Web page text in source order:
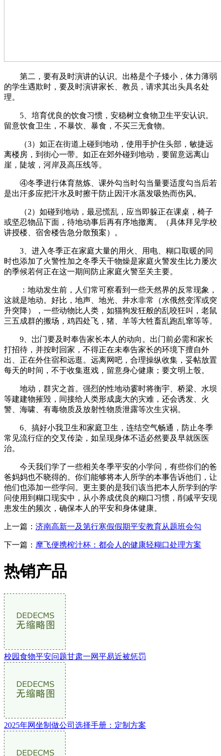
第二，要有及时演讲的认识。出格是个子矮小，体力薄弱
的学生遇欺时，要及时演讲家长、教员，请求其出头具名处
理。
5、培育优良的饮食习惯，安稳树立食物卫生平安认识。
留意饮食卫生，不暴饮、暴食，不买三无食物。
（3）如正在街道上碰到地动，使用手护住头部，敏捷远
离楼房，到街心一带。如正在郊外碰到地动，要留意远离山
崖，陡坡，河岸及高压线等。
④冬季进行体育熬炼、课外勾当时勾当量要适度勾当后若
是出汗多应把汗水及时擦干防止因汗水蒸发吸热而伤风。
（2）如碰到地动，最忌慌乱，应当即躲正在课桌，椅子
或坚忍物品下面，待地动事后再有序地撤离。（具体拜见学校
讲授楼、宿舍楼告急分散预案）。
3、进入冬季正在家庭大量的用火、用电、糊口取暖的同
时也添加了火警性加之冬季天干物燥是家庭火警发生比力屡次
的季候若何正在这一期间防止家庭火警至关主要。
：地动发生前，人们常可察看到一些天然界的反常现象，
这就是地动。好比，地声、地光、井水非常（水俄然变浑或突
升突降），一些动物比人类，如猫狗发狂般的乱咬狂叫，老鼠
三五成群的搬场，鸡四处飞，猪、羊等大牲畜乱跑乱窜等等。
9、岀门要及时奉告家长本人的动向。出门前必需和家长
打招待，并按时回家，不得正在未奉告家长的环境下擅自外
出、正在外住宿和远逛。远离网吧，合理操纵收集，妥帖放置
每天的时间，不于收集逛戏，留意身心健康；要文明上彀。
地动，群灾之首。强烈的性地动霎时将衡宇、桥梁、水坝
等建建物摧毁，间接给人类形成庞大的灾难，还会诱发、火
警、海啸、有毒物质及放射性物质泄露等次生灾祸。
6、搞好小我卫生和家庭卫生，连结空气畅通，防止冬季
常见流行症的交叉传染，如呈现身体不适必然要及早就医医
治。
今天我们学了一些相关冬季平安的小学问，有些你们的爸
爸妈妈也不晓得的。你们能够将本人所学的本事告诉他们，让
他们也添加一些学问。更主要的是我们该当把本人所学到的学
问使用到糊口现实中，从小养成优良的糊口习惯，削减平安现
患发生的频次，确保本人的平安和身体健康。
上一篇： 济南高新一及第行寒假假期平安教育从题班会勾
下一篇： 摩飞便携榨汁杯：都会人的健康轻糊口处理方案
热销产品
校园食物平安问题甘肃一网平易近被惩罚
2025年网坐制做公司选择手册：定制方案